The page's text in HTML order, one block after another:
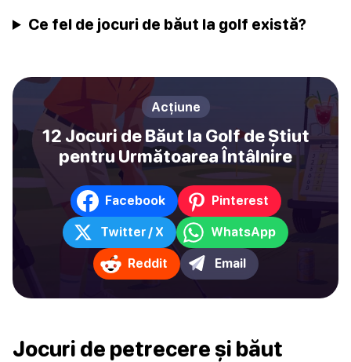
Ce fel de jocuri de băut la golf există?
Acțiune
12 Jocuri de Băut la Golf de Știut
pentru Următoarea Întâlnire
Facebook Pinterest
Twitter / X WhatsApp
Reddit Email
Jocuri de petrecere și băut